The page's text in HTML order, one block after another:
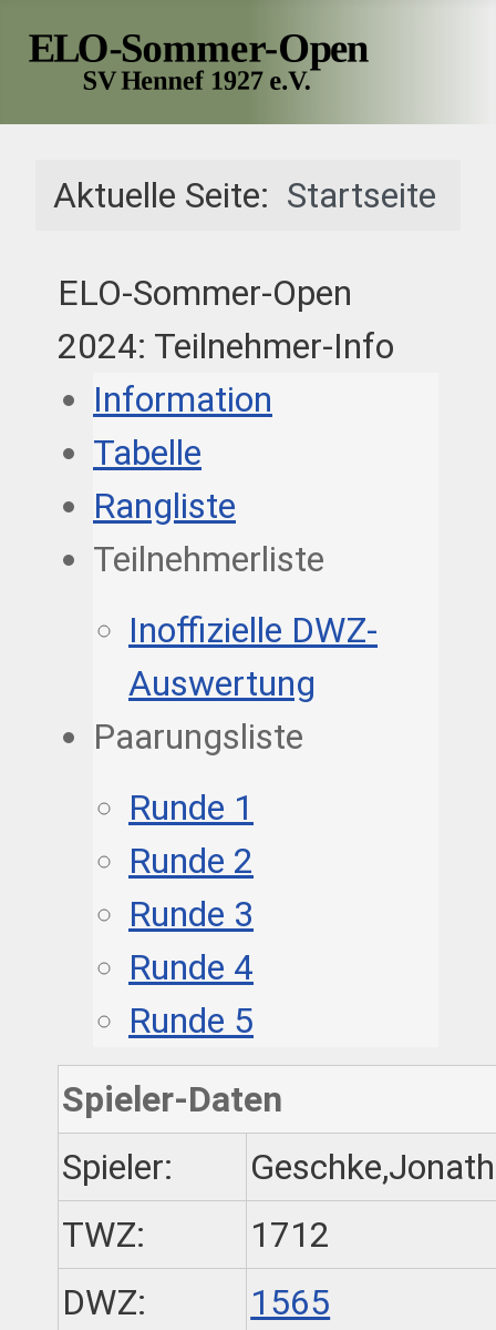
Aktuelle Seite: Startseite
ELO-Sommer-Open
2024: Teilnehmer-Info
Information
Tabelle
Rangliste
Teilnehmerliste
Inoffizielle DWZ-
Auswertung
Paarungsliste
Runde 1
Runde 2
Runde 3
Runde 4
Runde 5
Spieler-Daten
Spieler:
TWZ:
1712
DWZ:
1565